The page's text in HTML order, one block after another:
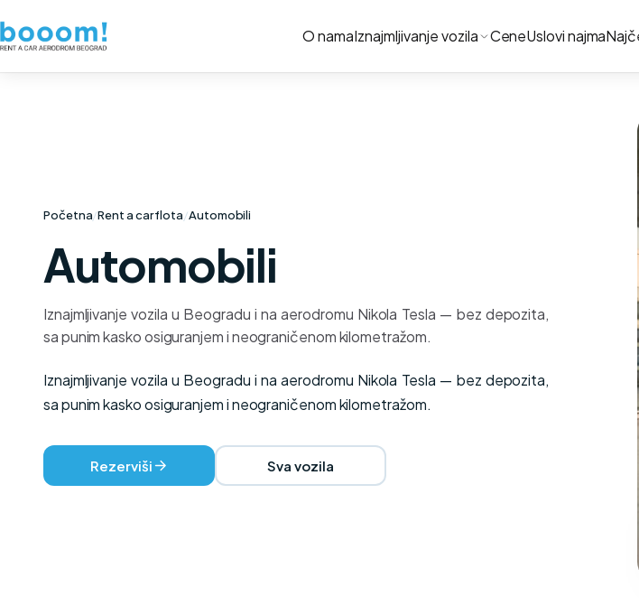
O namaIznajmljivanje vozila CeneUslovi najma
Početna/Rent a car flota/Automobili
Automobili
Iznajmljivanje vozila u Beogradu i na aerodromu Nikola Tesla — bez depozita,
sa punim kasko osiguranjem i neograničenom kilometražom.
Iznajmljivanje vozila u Beogradu i na aerodromu Nikola Tesla — bez depozita,
sa punim kasko osiguranjem i neograničenom kilometražom.
Rezerviši Sva vozila